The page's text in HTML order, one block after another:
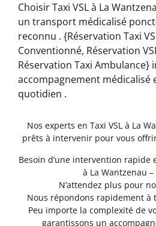
Choisir Taxi VSL à La
un transport médicalisé
reconnu . {Réservation Taxi
Conventionné, Réservation
Réservation Taxi Ambulance}
accompagnement médicalisé
quotidien .
Nos experts en Taxi VSL à La
prêts à intervenir pour vous
Besoin d’une intervention rapide
à La Wantzenau –
N’attendez plus pour
Nous répondons rapidement à
Peu importe la complexité de
garantissons un